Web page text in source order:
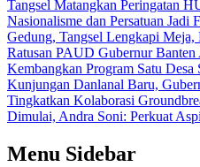
Tangsel Matangkan Peringatan
Nasionalisme dan Persatuan Jadi
Gedung, Tangsel Lengkapi
Ratusan PAUD Gubernur
Kembangkan Program Satu Desa
Kunjungan Danlanal Baru,
Tingkatkan Kolaborasi
Dimulai, Andra Soni: Perkuat
Menu Sidebar